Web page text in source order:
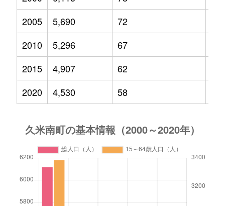
2005
5,690 72
2010
5,296 67
2015
4,907 62
2020
4,530 58